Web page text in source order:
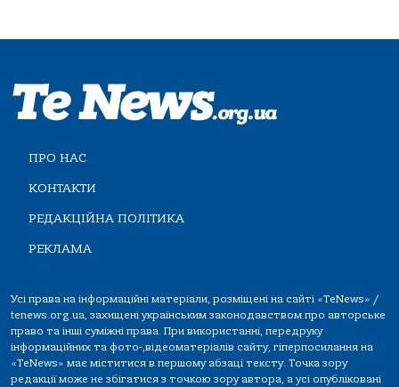
ПРО НАС
КОНТАКТИ
РЕДАКЦІЙНА ПОЛІТИКА
РЕКЛАМА
Усі права на інформаційні матеріали, розміщені на сайті «TeNews» /
tenews.org.ua, захищені українським законодавством про авторське
право та інші суміжні права. При використанні, передруку
інформаційних та фото-,відеоматеріалів сайту, гіперпосилання на
«TeNews» має міститися в першому абзаці тексту. Точка зору
редакції може не збігатися з точкою зору автора, а усі опубліковані